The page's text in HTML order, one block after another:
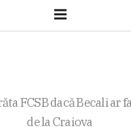
FCSB dacă Becali ar
de la Craiova